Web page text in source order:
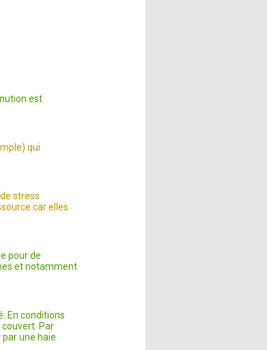
est
qui
stress
car elles
pour de
et notamment
En conditions
Par
une haie